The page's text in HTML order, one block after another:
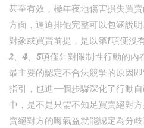
甚至有效，極年夜地傷害損失買
方面，逼迫排他完整可以包涵說
對象或買賣前提，是以第1項便沒
2、4、5項僅針對限制性行動的
最主要的認定不合法競爭的原因
指引，也進一個步驟深化了行動
中，是不是只需不知足買賣絕對
賣絕對方的晦氣益就能認定為分